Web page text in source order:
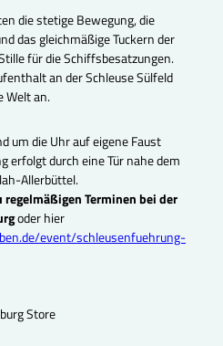
die stetige Bewegung, die
das gleichmäßige Tuckern der
für die Schiffsbesatzungen.
an der Schleuse Sülfeld
Welt an.
um die Uhr auf eigene Faust
erfolgt durch eine Tür nahe dem
Allerbüttel.
Terminen bei der
oder hier
event/schleusenfuehrung-
Store